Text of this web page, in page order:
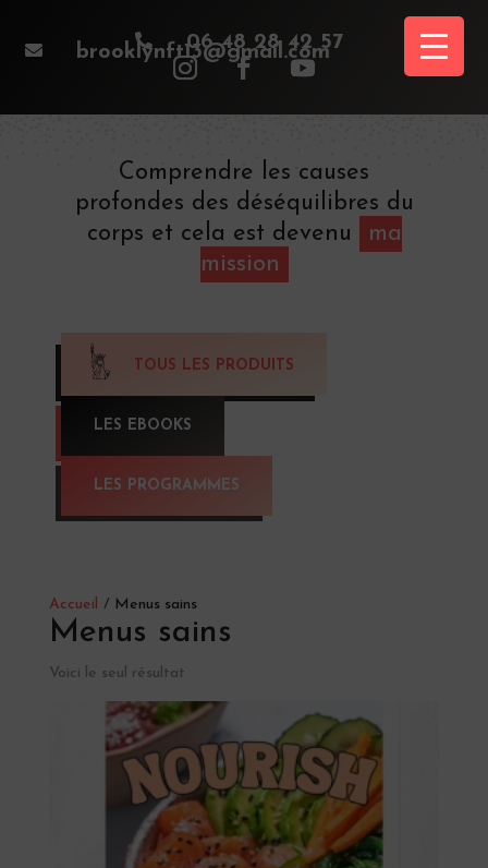
 06 48 28 42 57
 brooklynft13@gmail.com
Comprendre les causes
profondes des déséquilibres du
corps et cela est devenu
ma
mission
TOUS LES PRODUITS
LES EBOOKS
LES PROGRAMMES
Accueil / Menus sains
Menus sains
Voici le seul résultat